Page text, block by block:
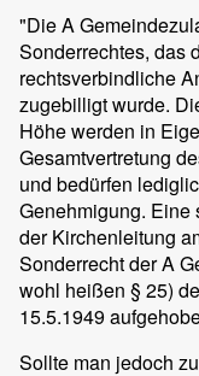
"Die A
Sonderrechtes, das
rechtsverbindliche
zugebilligt wurde.
Höhe werden in
Gesamtvertretung
und bedürfen
Genehmigung. Eine
der Kirchenleitung
Sonderrecht der A
wohl heißen § 25)
15.5.1949
Sollte man jedoch